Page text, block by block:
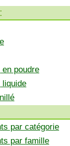
poudre
liquide
par catégorie
par famille